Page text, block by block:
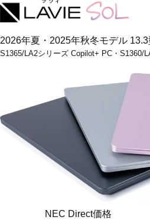
仕様(Web限定 Core™ Ultra
仕様(Web限定 Core™ プロセ
オプション
アプリ(店頭販売モデル)
2026年夏・2025年秋冬モデル 13.3
S1365/LA2シリーズ Copilot+ PC・S1360/
NEC Direct価格